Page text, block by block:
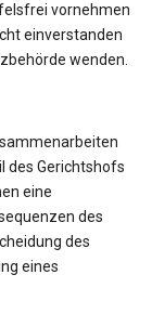
vornehmen
einverstanden
wenden.
des Gerichtshofs
eine
des
des
eines